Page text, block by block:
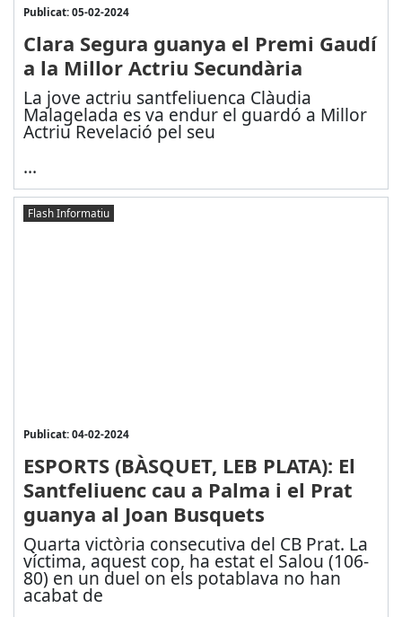
Publicat: 05-02-2024
Clara Segura guanya el Premi Gaudí
a la Millor Actriu Secundària
La jove actriu santfeliuenca Clàudia
Malagelada es va endur el guardó a Millor
Actriu Revelació pel seu
...
Flash Informatiu
Publicat: 04-02-2024
ESPORTS (BÀSQUET, LEB PLATA): El
Santfeliuenc cau a Palma i el Prat
guanya al Joan Busquets
Quarta victòria consecutiva del CB Prat. La
víctima, aquest cop, ha estat el Salou (106-
80) en un duel on els potablava no han
acabat de